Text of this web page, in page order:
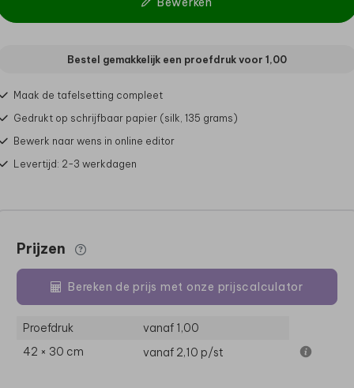
Bestel gemakkelijk een proefdruk voor 1,00
Maak de tafelsetting compleet
Gedrukt op schrijfbaar papier (silk, 135 grams)
Bewerk naar wens in online editor
Levertijd: 2-3 werkdagen
Prijzen
Bereken de prijs met onze prijscalculator
Proefdruk
vanaf 1,00
42 × 30 cm
vanaf 2,10 p/st